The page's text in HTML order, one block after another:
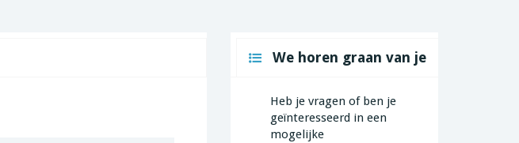
We horen graan van je
Heb je vragen of ben je
geïnteresseerd in een
mogelijke